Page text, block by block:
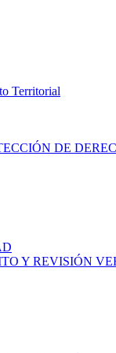
Territorial
DE
Y REVISIÓN